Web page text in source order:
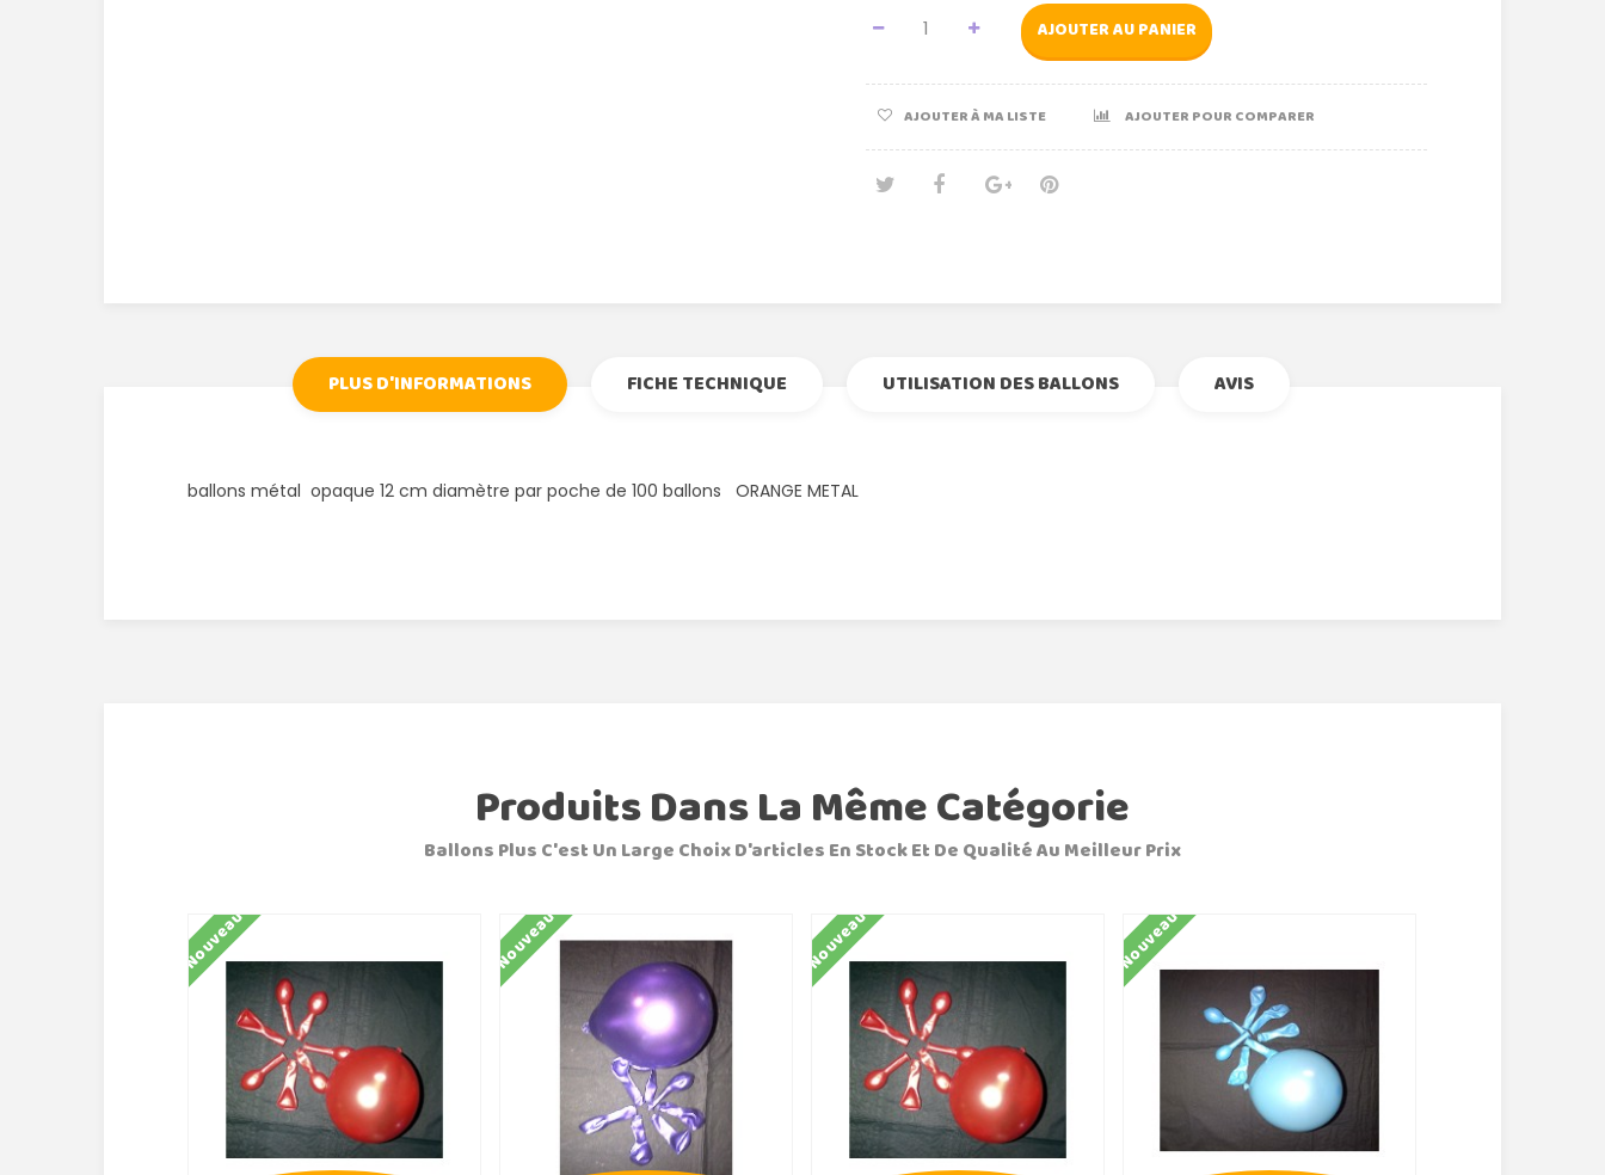
AJOUTER AU PANIER
AJOUTER À MA LISTE AJOUTER POUR COMPARER
PLUS D'INFORMATIONS FICHE TECHNIQUE UTILISATION DES BALLONS AVIS
ballons métal opaque 12 cm diamètre par poche de 100 ballons ORANGE METAL
Produits Dans La Même Catégorie
Ballons Plus C'est Un Large Choix D'articles En Stock Et De Qualité Au Meilleur Prix
Nouveau Nouveau Nouveau Nouveau